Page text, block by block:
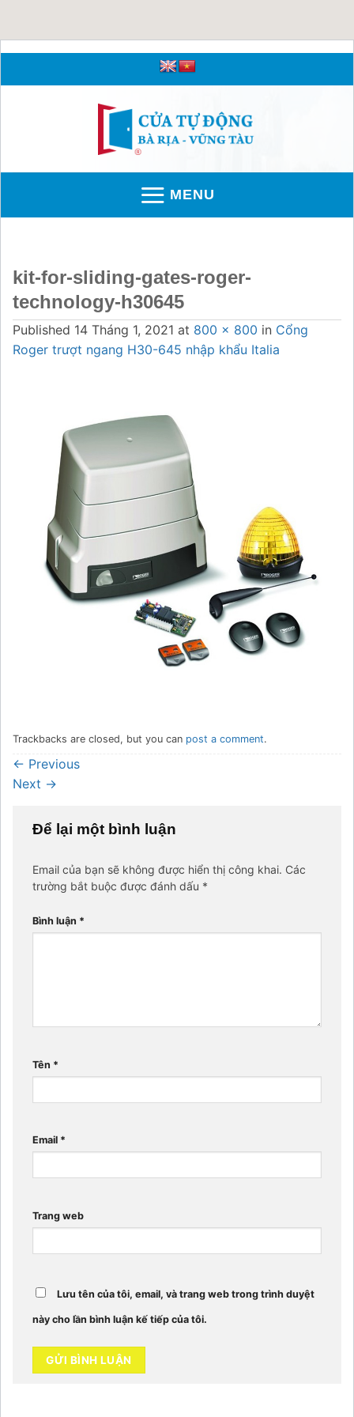
to
MENU
kit-for-sliding-gates-roger-
technology-h30645
Published 14 Tháng 1, 2021 at 800 × 800 in Cổng
Roger trượt ngang H30-645 nhập khẩu Italia
Trackbacks are closed, but you can post a comment.
← Previous
Next →
Để lại một bình luận
Email của bạn sẽ không được hiển thị công khai. Các
trường bắt buộc được đánh dấu *
Bình luận *
Tên *
Email *
Trang web
Lưu tên của tôi, email, và trang web trong trình duyệt
này cho lần bình luận kế tiếp của tôi.